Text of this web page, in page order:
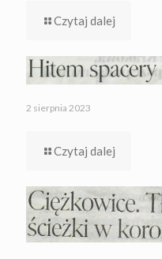
Czytaj dalej
2 sierpnia 2023
Czytaj dalej